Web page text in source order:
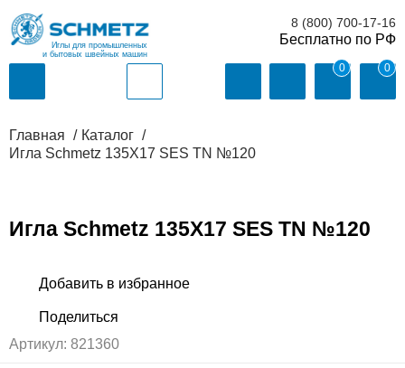
Иглы для промышленных
и бытовых швейных машин
8 (800) 700-17-16
0 0
Главная
Каталог
Игла Schmetz 135X17 SES TN №120
Игла Schmetz 135X17 SES TN №120
Артикул: 821360